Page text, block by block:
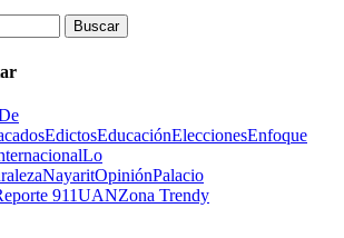
EdictosEducaciónEleccionesEnfoque
Lo
NayaritOpiniónPalacio
911UANZona Trendy